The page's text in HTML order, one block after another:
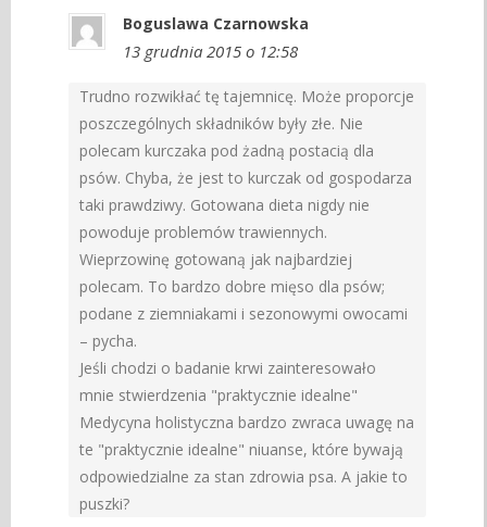
Boguslawa Czarnowska
13 grudnia 2015 o 12:58
Trudno rozwikłać tę tajemnicę. Może proporcje
poszczególnych składników były złe. Nie
polecam kurczaka pod żadną postacią dla
psów. Chyba, że jest to kurczak od gospodarza
taki prawdziwy. Gotowana dieta nigdy nie
powoduje problemów trawiennych.
Wieprzowinę gotowaną jak najbardziej
polecam. To bardzo dobre mięso dla psów;
podane z ziemniakami i sezonowymi owocami
– pycha.
Jeśli chodzi o badanie krwi zainteresowało
mnie stwierdzenia "praktycznie idealne"
Medycyna holistyczna bardzo zwraca uwagę na
te "praktycznie idealne" niuanse, które bywają
odpowiedzialne za stan zdrowia psa. A jakie to
puszki?